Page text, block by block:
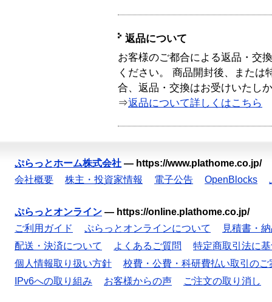
返品について
お客様のご都合による返品・交
ください。 商品開封後、または
合、返品・交換はお受けいたし
⇒返品について詳しくはこちら
ぷらっとホーム株式会社 — https://www.plathome.co.jp/
会社概要
株主・投資家情報 電子公告 OpenBlocks
ぷらっとオンライン — https://online.plathome.co.jp/
ご利用ガイド
ぷらっとオンラインについて
見積書・
配送・決済について
よくあるご質問
特定商取引法に
個人情報取り扱い方針
校費・公費・科研費払い取引のご
IPv6への取り組み
お客様からの声 ご注文の取り消し